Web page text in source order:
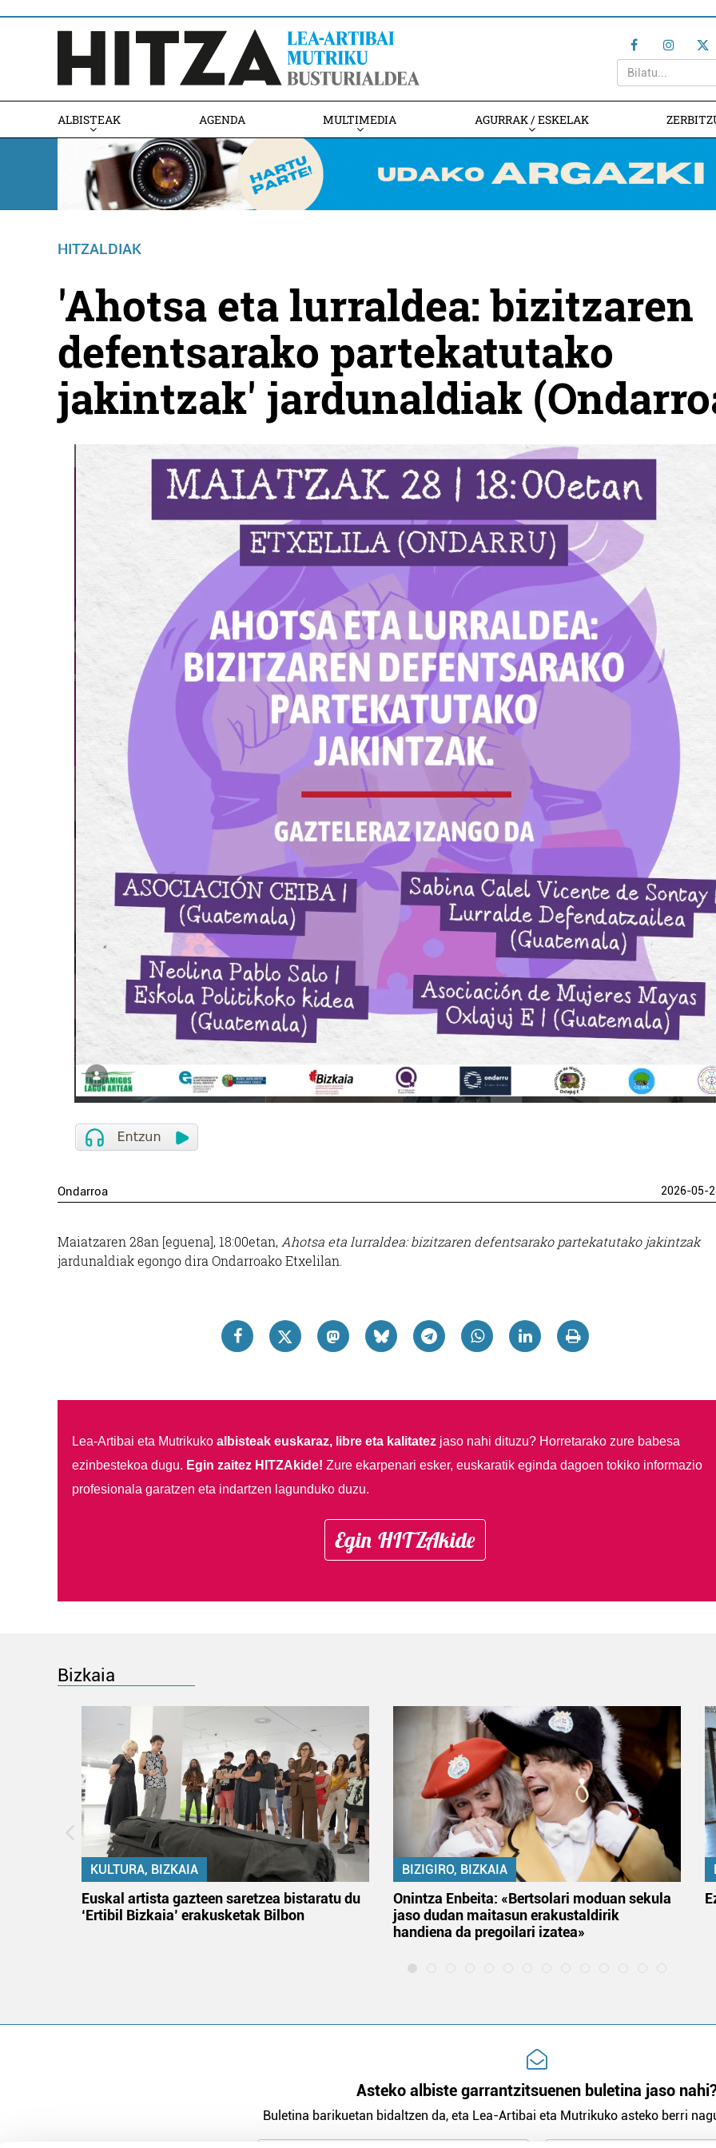
ALBISTEAK AGENDA MULTIMEDIA AGURRAK / ESKELAK
HITZALDIAK
'Ahotsa eta lurraldea: bizitzaren
defentsarako partekatutako
jakintzak' jardunaldiak
Ondarroa 2026-05-
Maiatzaren 28an [eguena], 18:00etan, Ahotsa eta lurraldea: bizitzaren defentsarako partekatutako jakintzak
jardunaldiak egongo dira Ondarroako Etxelilan.
Lea-Artibai eta Mutrikuko albisteak euskaraz, libre eta kalitatezjaso nahi dituzu? Horretarako zure babesa
ezinbestekoa dugu. Egin zaitez HITZAkide! Zure ekarpenari esker, euskaratik eginda dagoen tokiko informazio
profesionala garatzen eta indartzen lagunduko duzu.
Egin HITZAkide
Bizkaia
KULTURA, BIZKAIA
Euskal artista gazteen saretzea bistaratu du
‘Ertibil Bizkaia’ erakusketak Bilbon
BIZIGIRO, BIZKAIA
Onintza Enbeita: «Bertsolari moduan sekula
jaso dudan maitasun erakustaldirik
handiena da pregoilari izatea»
Asteko albiste garrantzitsuenen buletina jaso
Buletina barikuetan bidaltzen da, eta Lea-Artibai eta Mutrikuko asteko berri